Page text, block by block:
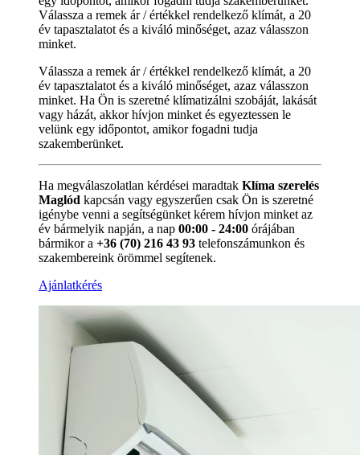
Válassza a remek ár / értékkel rendelkező klímát, a 20
év tapasztalatot és a kiváló minőséget, azaz válasszon
minket.
Válassza a remek ár / értékkel rendelkező klímát, a 20
év tapasztalatot és a kiváló minőséget, azaz válasszon
minket. Ha Ön is szeretné klímatizálni szobáját, lakását
vagy házát, akkor hívjon minket és egyeztessen le
velünk egy időpontot, amikor fogadni tudja
szakemberünket.
Ha megválaszolatlan kérdései maradtak Klíma szerelés
Maglód kapcsán vagy egyszerűen csak Ön is szeretné
igénybe venni a segítségünket kérem hívjon minket az
év bármelyik napján, a nap 00:00 - 24:00 órájában
bármikor a +36 (70) 216 43 93 telefonszámunkon és
szakembereink örömmel segítenek.
Ajánlatkérés